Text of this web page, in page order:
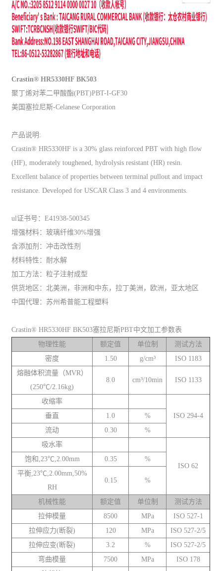
Crastin® HR5330HF BK503
聚丁烯对苯二甲酸酯(PBT)PBT-I-GF30
美国塞拉尼斯-Celanese Corporation
产品说明:
Crastin® HR5330HF is a 30% glass reinforced PBT with high flow
(HF), moderately toughened, hydrolysis resistant (HR) resin.
Excellent balance of properties between terminal pullout and impact
resistance. Developed for USCAR Class 3 and 4 environments.
ul证书号：E41938-500345
增强材料：玻璃纤维30%增强
含添加剂：冲击改性剂
材料特性：耐水解
加工方法：粒子注射成型
供货地区：北美洲，非洲和中东，拉丁美洲，欧洲，亚太地区
中国代理：苏州希普能工程塑料
Crastin® HR5330HF BK503塞拉尼斯PBT中文加工参数表
物理性能
额定值 单位制
测试方法
密度
1.50 g/cm³
ISO 1183
熔融体积流量（MVR）
(250℃/2.16kg)
8.0 cm³/10min ISO 1133
收缩率
ISO 294-4
垂直 1.0
%
流动
0.30
%
吸水率
ISO 62
饱和,23℃,2.00mm 0.35
%
平衡,23℃,2.00mm,50%
RH
0.15 %
机械性能 额定值 单位制
测试方法
拉伸模量
8500 MPa
ISO 527-1
拉伸应力(断裂)
120 MPa
ISO 527-2/5
拉伸应变(断裂)
3.2 %
ISO 527-2/5
弯曲模量
7500 MPa
ISO 178